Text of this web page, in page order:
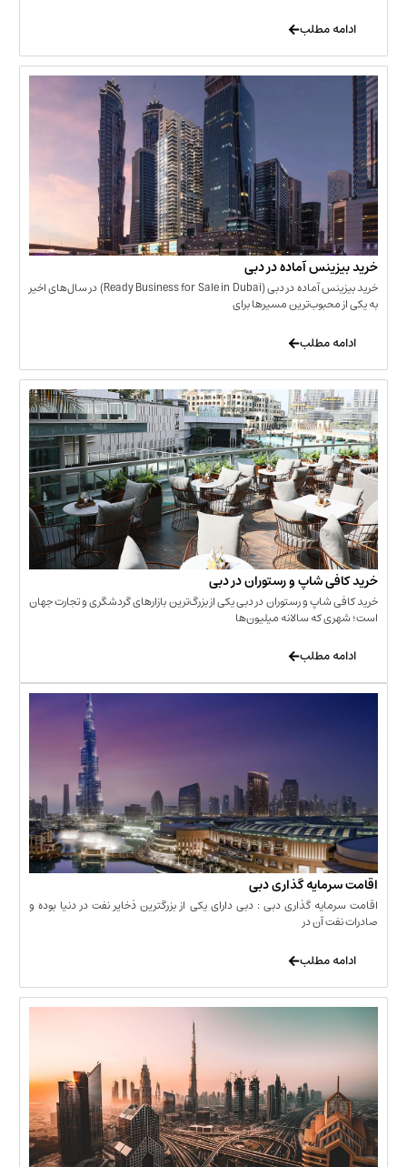
آماده در دبی
خرید بیزینس آماده در دبی (Ready Business for Sale in Dubai) در سال‌های اخیر
مسیرها برای
شاپ و رستوران در دبی
و رستوران در دبی یکی از بزرگ‌ترین بازارهای گردشگری و تجارت جهان
سالانه میلیون‌ها
گذاری دبی
گذاری دبی : دبی دارای یکی از بزرگترین ذخایر نفت در دنیا بوده و